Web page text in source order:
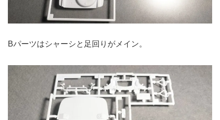
Bパーツはシャーシと足回りがメイン。